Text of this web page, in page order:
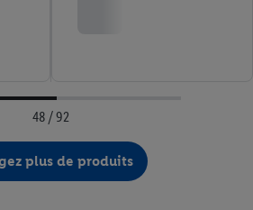
48 / 92
plus de produits